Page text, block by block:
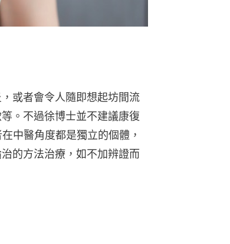
或者會令人隨即想起坊間流
。不過徐博士並不建議康復
中醫角度都是獨立的個體，
的方法治療，如不加辨證而